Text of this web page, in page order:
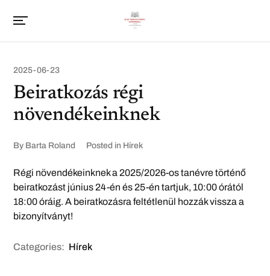
2025-06-23
Beiratkozás régi
növendékeinknek
By Barta Roland Posted in Hírek
Régi növendékeinknek a 2025/2026-os tanévre történő
beiratkozást június 24-én és 25-én tartjuk, 10:00 órától
18:00 óráig. A beiratkozásra feltétlenül hozzák vissza a
bizonyítványt!
Categories: Hírek